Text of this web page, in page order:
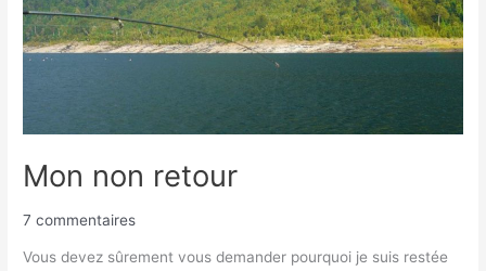
Mon non retour
7 commentaires
Vous devez sûrement vous demander pourquoi je suis restée